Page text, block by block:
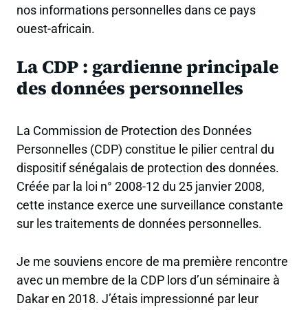
nos informations personnelles dans ce pays
ouest-africain.
La CDP : gardienne principale
des données personnelles
La Commission de Protection des Données
Personnelles (CDP) constitue le pilier central du
dispositif sénégalais de protection des données.
Créée par la loi n° 2008-12 du 25 janvier 2008,
cette instance exerce une surveillance constante
sur les traitements de données personnelles.
Je me souviens encore de ma première rencontre
avec un membre de la CDP lors d’un séminaire à
Dakar en 2018. J’étais impressionné par leur